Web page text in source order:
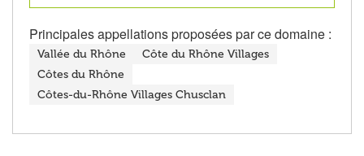
Principales appellations proposées par ce domaine :
Vallée du Rhône
Côte du Rhône Villages
Côtes du Rhône
Côtes-du-Rhône Villages Chusclan